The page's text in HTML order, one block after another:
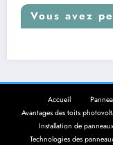
Vous avez
Accueil
Avantages des toits
Installation de
Technologies des